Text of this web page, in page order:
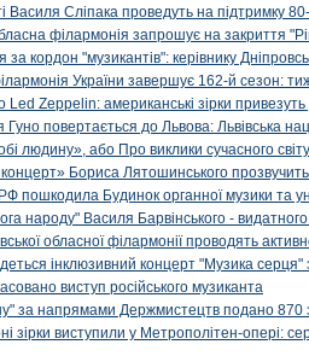
Василя Сліпака проведуть на підтримку
філармонія запрошує на закриття
кордон "музикантів": керівнику
України завершує 162-й сезон:
Led Zeppelin: американські зірки
повертається до Львова: Львівська
людину», або Про виклики сучасного світу
Бориса Лятошинського
пошкодила Будинок органної музики та
народу" Василя Барвінського -
обласної філармонії проводять
інклюзивний концерт "Музика
виступ російського музиканта
за напрямами Держмистецтв подано 870
зірки виступили у Метрополітен-опері: